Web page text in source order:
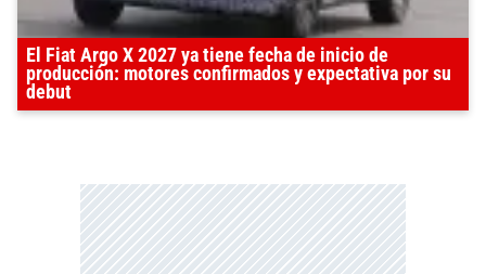
El Fiat Argo X 2027 ya tiene fecha de inicio de
producción: motores confirmados y expectativa por su
debut